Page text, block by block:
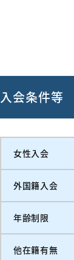
入会条件等
女性入会
外国籍入会
年齢制限
他在籍有無